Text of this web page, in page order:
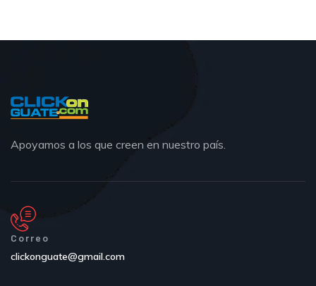
Apoyamos a los que creen en nuestro país.
Correo
clickonguate@gmail.com